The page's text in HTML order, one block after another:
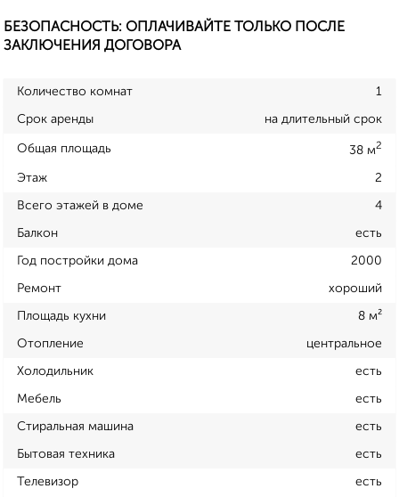
БЕЗОПАСНОСТЬ: ОПЛАЧИВАЙТЕ ТОЛЬКО ПОСЛЕ
ЗАКЛЮЧЕНИЯ ДОГОВОРА
Количество комнат 1
Срок аренды на длительный срок
Общая площадь 38 м2
Этаж 2
Всего этажей в доме 4
Балкон есть
Год постройки дома 2000
Ремонт хороший
Площадь кухни 8 м²
Отопление центральное
Холодильник есть
Мебель есть
Стиральная машина есть
Бытовая техника есть
Телевизор есть